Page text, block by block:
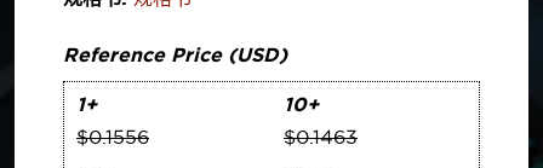
Reference Price (USD)
1+
$0.1556
10+
$0.1463